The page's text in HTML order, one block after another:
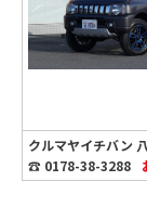
クルマヤイチバン
☎ 0178-38-3288